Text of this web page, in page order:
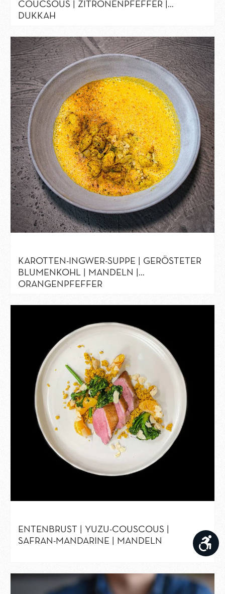
COUCSOUS | ZITRONENPFEFFER |
DUKKAH
KAROTTEN-INGWER-SUPPE | GERÖSTETER
BLUMENKOHL | MANDELN |
ORANGENPFEFFER
ENTENBRUST | YUZU-COUSCOUS |
SAFRAN-MANDARINE | MANDELN